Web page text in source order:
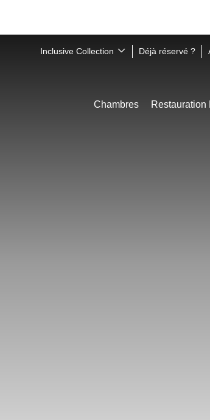
Inclusive Collection Déjà réservé ?
Chambres Restauration